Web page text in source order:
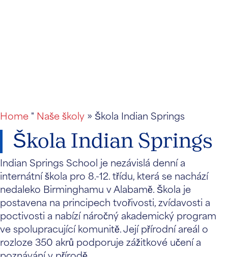
Home " Naše školy » Škola Indian Springs
Škola Indian Springs
Indian Springs School je nezávislá denní a
internátní škola pro 8.-12. třídu, která se nachází
nedaleko Birminghamu v Alabamě. Škola je
postavena na principech tvořivosti, zvídavosti a
poctivosti a nabízí náročný akademický program
ve spolupracující komunitě. Její přírodní areál o
rozloze 350 akrů podporuje zážitkové učení a